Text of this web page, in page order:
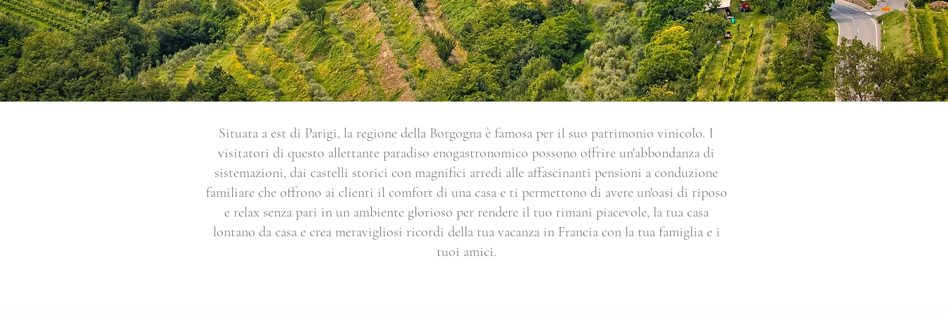
Situata a est di Parigi, la regione della Borgogna è famosa per il suo patrimonio vinicolo. I
visitatori di questo allettante paradiso enogastronomico possono offrire un'abbondanza di
sistemazioni, dai castelli storici con magnifici arredi alle affascinanti pensioni a conduzione
familiare che offrono ai clienti il comfort di una casa e ti permettono di avere un'oasi di riposo
e relax senza pari in un ambiente glorioso per rendere il tuo rimani piacevole, la tua casa
lontano da casa e crea meravigliosi ricordi della tua vacanza in Francia con la tua famiglia e i
tuoi amici.